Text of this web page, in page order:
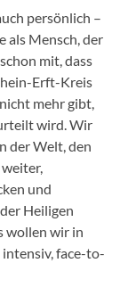
persönlich –
als Mensch, der
mit, dass
Erft-Kreis
mehr gibt,
wird. Wir
der Welt, den
und
Heiligen
wollen wir in
face-to-